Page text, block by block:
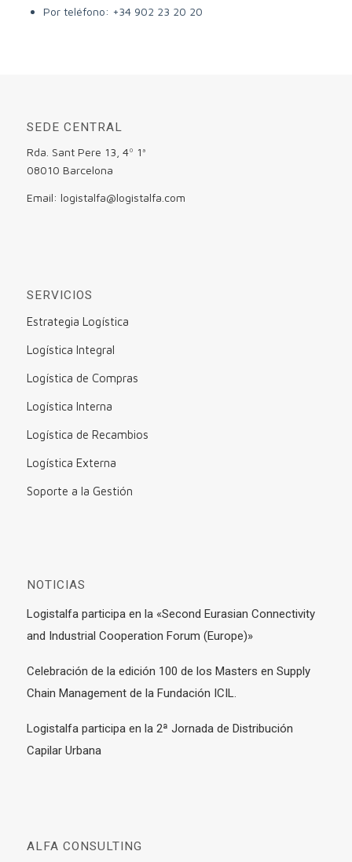
Por teléfono: +34 902 23 20 20
SEDE CENTRAL
Rda. Sant Pere 13, 4º 1ª
08010 Barcelona
Email: logistalfa@logistalfa.com
SERVICIOS
Estrategia Logística
Logística Integral
Logística de Compras
Logística Interna
Logística de Recambios
Logística Externa
Soporte a la Gestión
NOTICIAS
Logistalfa participa en la «Second Eurasian Connectivity
and Industrial Cooperation Forum (Europe)»
Celebración de la edición 100 de los Masters en Supply
Chain Management de la Fundación ICIL.
Logistalfa participa en la 2ª Jornada de Distribución
Capilar Urbana
ALFA CONSULTING